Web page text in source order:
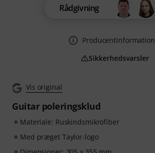
Vis original
Guitar poleringsklud
Materiale: Ruskindsmikrofiber
Med præget Taylor-logo
Rådgivning
Producentinformation
Sikkerhedsvarsler